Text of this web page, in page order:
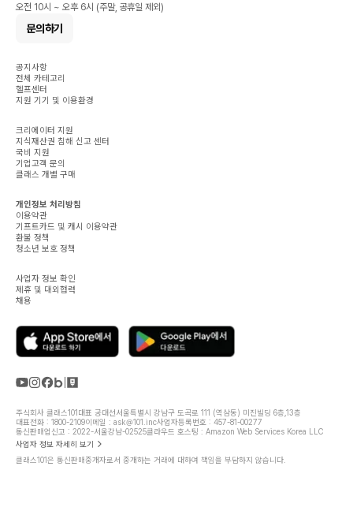
오전 10시 ~ 오후 6시 (주말, 공휴일 제외)
문의하기
공지사항
전체 카테고리
헬프센터
지원 기기 및 이용환경
크리에이터 지원
지식재산권 침해 신고 센터
국비 지원
기업고객 문의
클래스 개별 구매
개인정보 처리방침
이용약관
기프트카드 및 캐시 이용약관
환불 정책
청소년 보호 정책
사업자 정보 확인
제휴 및 대외협력
채용
주식회사 클래스101대표 공대선서울특별시 강남구 도곡로 111 (역삼동) 미진빌딩 6층,13층
대표전화 : 1800-2109이메일 : ask@101.inc사업자등록번호 : 457-81-00277
통신판매업신고 : 2022-서울강남-02525클라우드 호스팅 : Amazon Web Services Korea LLC
사업자 정보 자세히 보기
클래스101은 통신판매중개자로서 중개하는 거래에 대하여 책임을 부담하지 않습니다.